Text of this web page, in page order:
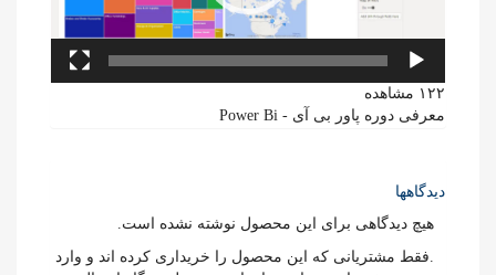
۱۲۲ مشاهده
معرفی دوره پاور بی آی - Power Bi
دیدگاهها
هیچ دیدگاهی برای این محصول نوشته نشده است.
.فقط مشتریانی که این محصول را خریداری کرده اند و وارد